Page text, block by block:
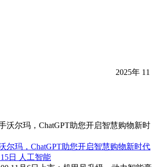
2025年 11
尔玛，ChatGPT助您开启智慧购物新时代
日
人工智能